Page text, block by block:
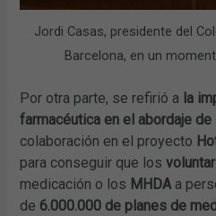
Jordi Casas, presidente del
Barcelona, en un
Por otra parte, se refirió a la
farmacéutica en el abordaje de
colaboración en el proyecto
para conseguir que los
medicación o los MHDAa
de 6.000.000 de planes de